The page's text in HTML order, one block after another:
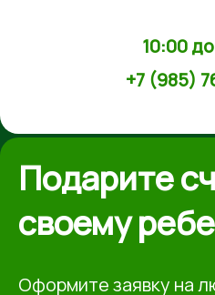
Подарите
своему
Оформите заявку на
10:00
+7 (985)